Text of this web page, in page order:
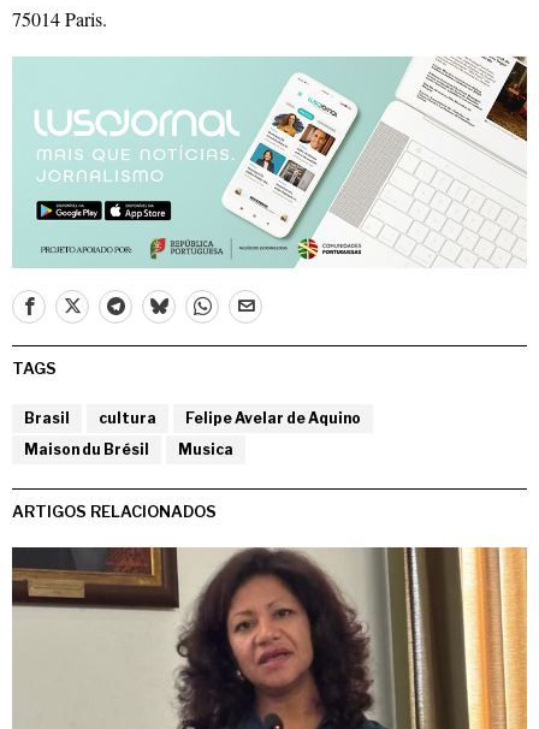
75014 Paris.
TAGS
Brasil cultura
Felipe Avelar de Aquino
Maison du Brésil
Musica
ARTIGOS RELACIONADOS